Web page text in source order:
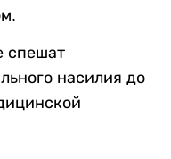
спешат
насилия до